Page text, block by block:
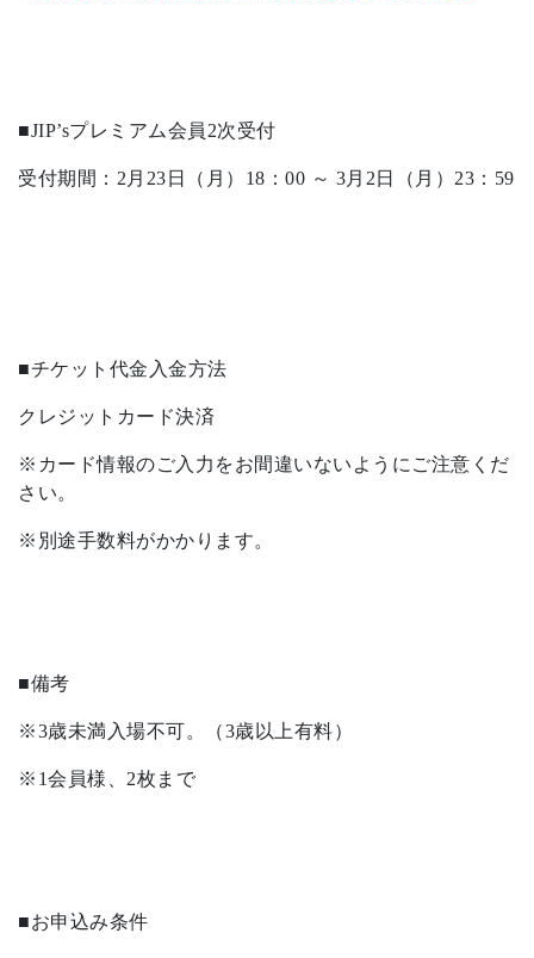
■JIP’sプレミアム会員2次受付
受付期間：2月23日（月）18：00 ～ 3月2日（月）23：59
■チケット代金入金方法
クレジットカード決済
※カード情報のご入力をお間違いないようにご注意くだ
さい。
※別途手数料がかかります。
■備考
※3歳未満入場不可。（3歳以上有料）
※1会員様、2枚まで
■お申込み条件